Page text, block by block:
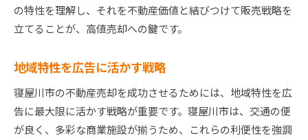
の特性を理解し、それを不動産価値と結びつけて販売戦略を
立てることが、高値売却への鍵です。
地域特性を広告に活かす戦略
寝屋川市の不動産売却を成功させるためには、地域特性を広
告に最大限に活かす戦略が重要です。寝屋川市は、交通の便
が良く、多彩な商業施設が揃うため、これらの利便性を強調